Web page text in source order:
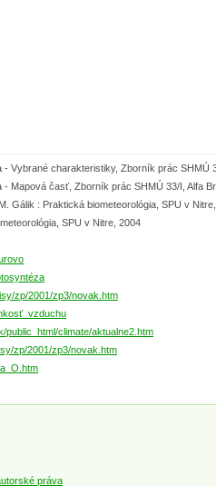
- Vybrané charakteristiky, Zborník prác SHMÚ
- Mapová časť, Zborník prác SHMÚ 33/I, Alfa
Gálik : Praktická biometeorológia, SPU v
SPU v Nitre, 2004
zp/2001/zp3/novak.htm
public_html/climate/aktualne2.htm
zp/2001/zp3/novak.htm
práva